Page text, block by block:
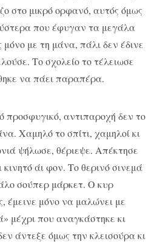
στο μικρό ορφανό, αυτός όμως
που έφυγαν τα μεγάλα
μόνο με τη μάνα, πάλι δεν έδινε
Το σχολείο το τέλειωσε
να πάει παραπέρα.
προσφυγικό, αντιπαροχή δεν το
Χαμηλό το σπίτι, χαμηλοί κι
ψήλωσε, θέριεψε. Απέκτησε
άι φον. Το θερινό σινεμά
σούπερ μάρκετ. Ο κυρ
έμεινε μόνο να μαλώνει με
μέχρι που αναγκάστηκε κι
άντεξε όμως την κλεισούρα κι